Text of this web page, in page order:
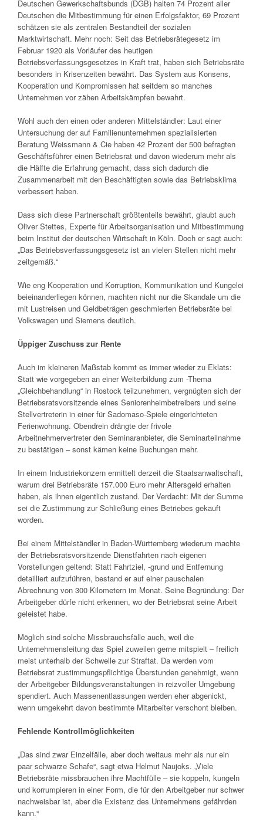
Deutschen Gewerkschaftsbunds (DGB) halten 74 Prozent aller
Deutschen die Mitbestimmung für einen Erfolgsfaktor, 69 Prozent
schätzen sie als zentralen Bestandteil der sozialen
Marktwirtschaft. Mehr noch: Seit das Betriebsrätegesetz im
Februar 1920 als Vorläufer des heutigen
Betriebsverfassungsgesetzes in Kraft trat, haben sich Betriebsräte
besonders in Krisenzeiten bewährt. Das System aus Konsens,
Kooperation und Kompromissen hat seitdem so manches
Unternehmen vor zähen Arbeitskämpfen bewahrt.
Wohl auch den einen oder anderen Mittelständler: Laut einer
Untersuchung der auf Familienunternehmen spezialisierten
Beratung Weissmann & Cie haben 42 Prozent der 500 befragten
Geschäftsführer einen Betriebsrat und davon wiederum mehr als
die Hälfte die Erfahrung gemacht, dass sich dadurch die
Zusammenarbeit mit den Beschäftigten sowie das Betriebsklima
verbessert haben.
Dass sich diese Partnerschaft größtenteils bewährt, glaubt auch
Oliver Stettes, Experte für Arbeitsorganisation und Mitbestimmung
beim Institut der deutschen Wirtschaft in Köln. Doch er sagt auch:
„Das Betriebsverfassungsgesetz ist an vielen Stellen nicht mehr
zeitgemäß.“
Wie eng Kooperation und Korruption, Kommunikation und Kungelei
beieinanderliegen können, machten nicht nur die Skandale um die
mit Lustreisen und Geldbeträgen geschmierten Betriebsräte bei
Volkswagen und Siemens deutlich.
Üppiger Zuschuss zur Rente
Auch im kleineren Maßstab kommt es immer wieder zu Eklats:
Statt wie vorgegeben an einer Weiterbildung zum -Thema
„Gleichbehandlung“ in Rostock teilzunehmen, vergnügten sich der
Betriebsratsvorsitzende eines Seniorenheimbetreibers und seine
Stellvertreterin in einer für Sadomaso-Spiele eingerichteten
Ferienwohnung. Obendrein drängte der frivole
Arbeitnehmervertreter den Seminaranbieter, die Seminarteilnahme
zu bestätigen – sonst kämen keine Buchungen mehr.
In einem Industriekonzern ermittelt derzeit die Staatsanwaltschaft,
warum drei Betriebsräte 157.000 Euro mehr Altersgeld erhalten
haben, als ihnen eigentlich zustand. Der Verdacht: Mit der Summe
sei die Zustimmung zur Schließung eines Betriebes gekauft
worden.
Bei einem Mittelständler in Baden-Württemberg wiederum machte
der Betriebsratsvorsitzende Dienstfahrten nach eigenen
Vorstellungen geltend: Statt Fahrtziel, -grund und Entfernung
detailliert aufzuführen, bestand er auf einer pauschalen
Abrechnung von 300 Kilometern im Monat. Seine Begründung: Der
Arbeitgeber dürfe nicht erkennen, wo der Betriebsrat seine Arbeit
geleistet habe.
Möglich sind solche Missbrauchsfälle auch, weil die
Unternehmensleitung das Spiel zuweilen gerne mitspielt – freilich
meist unterhalb der Schwelle zur Straftat. Da werden vom
Betriebsrat zustimmungspflichtige Überstunden genehmigt, wenn
der Arbeitgeber Bildungsveranstaltungen in reizvoller Umgebung
spendiert. Auch Massenentlassungen werden eher abgenickt,
wenn umgekehrt davon bestimmte Mitarbeiter verschont bleiben.
Fehlende Kontrollmöglichkeiten
„Das sind zwar Einzelfälle, aber doch weitaus mehr als nur ein
paar schwarze Schafe“, sagt etwa Helmut Naujoks. „Viele
Betriebsräte missbrauchen ihre Machtfülle – sie koppeln, kungeln
und korrumpieren in einer Form, die für den Arbeitgeber nur schwer
nachweisbar ist, aber die Existenz des Unternehmens gefährden
kann.“